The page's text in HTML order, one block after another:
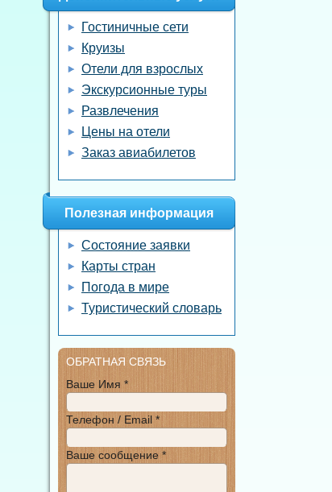
Гостиничные сети
Круизы
Отели для взрослых
Экскурсионные туры
Развлечения
Цены на отели
Заказ авиабилетов
Полезная информация
Состояние заявки
Карты стран
Погода в мире
Туристический словарь
ОБРАТНАЯ СВЯЗЬ
Ваше Имя *
Телефон / Email *
Ваше сообщение *